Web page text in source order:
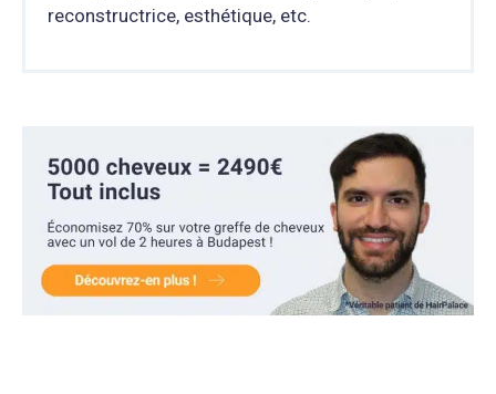
reconstructrice, esthétique, etc.